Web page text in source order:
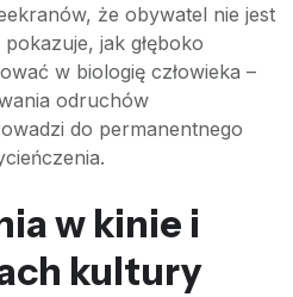
że obywatel nie jest
jak głęboko
w biologię człowieka –
odruchów
do permanentnego
w kinie i
kultury